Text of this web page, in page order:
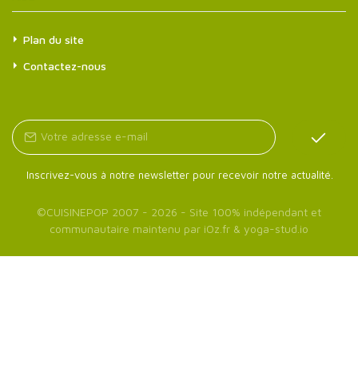
Plan du site
Contactez-nous
Inscrivez-vous à notre newsletter pour recevoir notre actualité.
©CUISINEPOP 2007 - 2026 - Site 100% indépendant et
communautaire maintenu par iOz.fr & yoga-stud.io